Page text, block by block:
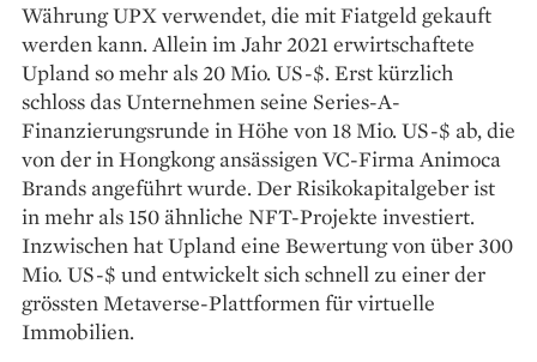
Währung UPX verwendet, die mit Fiatgeld gekauft
werden kann. Allein im Jahr 2021 erwirtschaftete
Upland so mehr als 20 Mio. US-$. Erst kürzlich
schloss das Unternehmen seine Series-A-
Finanzierungsrunde in Höhe von 18 Mio. US-$ ab, die
von der in Hongkong ansässigen VC-Firma Animoca
Brands angeführt wurde. Der Risikokapitalgeber ist
in mehr als 150 ähnliche NFT-Projekte investiert.
Inzwischen hat Upland eine Bewertung von über 300
Mio. US-$ und entwickelt sich schnell zu einer der
grössten Metaverse-Plattformen für virtuelle
Immobilien.